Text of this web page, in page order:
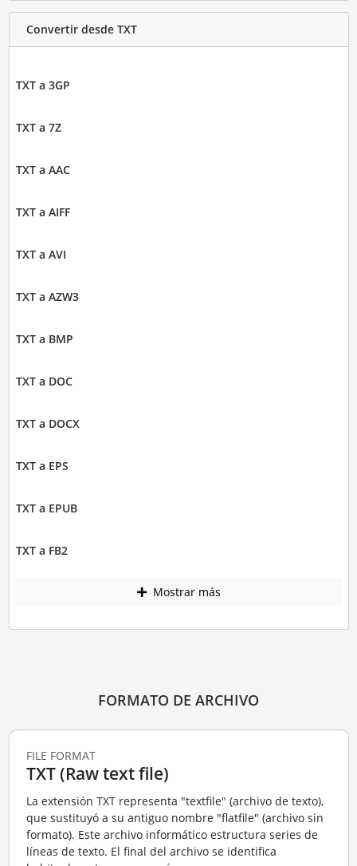
Convertir desde TXT
TXT a 3GP
TXT a 7Z
TXT a AAC
TXT a AIFF
TXT a AVI
TXT a AZW3
TXT a BMP
TXT a DOC
TXT a DOCX
TXT a EPS
TXT a EPUB
TXT a FB2
Mostrar más
FORMATO DE ARCHIVO
FILE FORMAT
TXT (Raw text file)
La extensión TXT representa "textfile" (archivo de texto),
que sustituyó a su antiguo nombre "flatfile" (archivo sin
formato). Este archivo informático estructura series de
líneas de texto. El final del archivo se identifica